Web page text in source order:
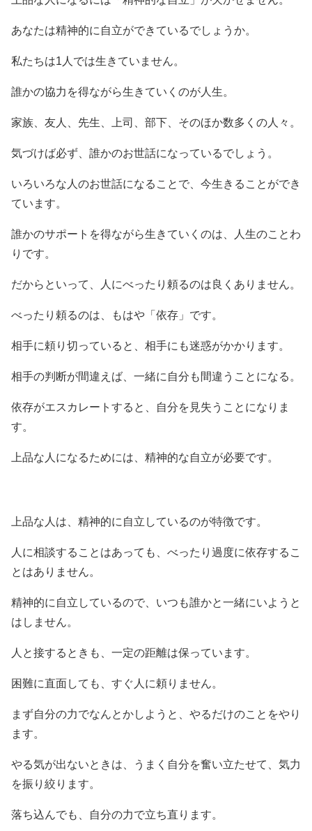
あなたは精神的に自立ができているでしょうか。
私たちは1人では生きていません。
誰かの協力を得ながら生きていくのが人生。
家族、友人、先生、上司、部下、そのほか数多くの人々。
気づけば必ず、誰かのお世話になっているでしょう。
いろいろな人のお世話になることで、今生きることができ
ています。
誰かのサポートを得ながら生きていくのは、人生のことわ
りです。
だからといって、人にべったり頼るのは良くありません。
べったり頼るのは、もはや「依存」です。
相手に頼り切っていると、相手にも迷惑がかかります。
相手の判断が間違えば、一緒に自分も間違うことになる。
依存がエスカレートすると、自分を見失うことになりま
す。
上品な人になるためには、精神的な自立が必要です。
上品な人は、精神的に自立しているのが特徴です。
人に相談することはあっても、べったり過度に依存するこ
とはありません。
精神的に自立しているので、いつも誰かと一緒にいようと
はしません。
人と接するときも、一定の距離は保っています。
困難に直面しても、すぐ人に頼りません。
まず自分の力でなんとかしようと、やるだけのことをやり
ます。
やる気が出ないときは、うまく自分を奮い立たせて、気力
を振り絞ります。
落ち込んでも、自分の力で立ち直ります。